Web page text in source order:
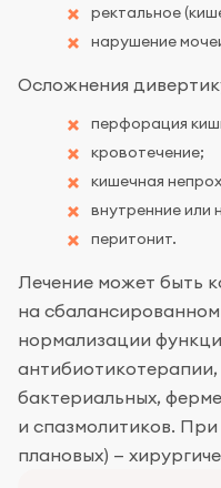
ректальное
нарушение
Осложнения
перфорация
кровотечение;
кишечная
внутренние или
перитонит.
Лечение может быть
на
нормализации
бактериальных,
и спазмолитиков.
плановых) —